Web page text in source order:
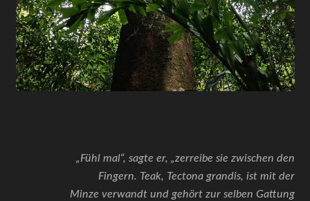
„Fühl mal“, sagte er, „zerreibe sie zwischen den
Fingern. Teak, Tectona grandis, ist mit der
Minze verwandt und gehört zur selben Gattung